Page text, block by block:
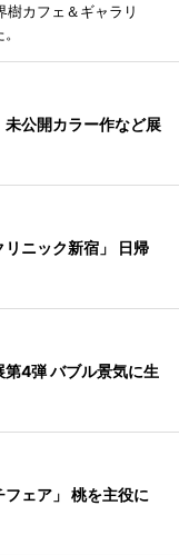
樹カフェ＆ギャラリ
公開カラー作など展
ニック新宿」 日帰
4弾 バブル景気に生
ェア」 桃を主役に